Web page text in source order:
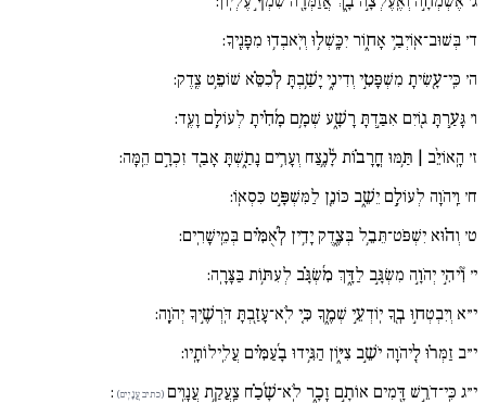
ד׳ בְּשׁוּב־אֽוֹיְבַ֥י אָח֑וֹר יִכָּֽשְׁל֥וּ וְיֹֽאבְד֥וּ מִפָּנֶֽיךָ:
ה׳ כִּֽי־עָ֖שִׂיתָ מִשְׁפָּטִ֣י וְדִינִ֑י יָשַׁ֥בְתָּ לְ֜כִסֵּ֗א שׁוֹפֵ֥ט צֶֽדֶק:
ו׳ גָּעַ֣רְתָּ ג֖וֹיִם אִבַּ֣דְתָּ רָשָׁ֑ע שְׁמָ֥ם מָ֜חִ֗יתָ לְעוֹלָ֥ם וָעֶֽד:
ז׳ הָֽאוֹיֵ֨ב | תַּ֥מּוּ חֳרָב֗וֹת לָ֫נֶ֥צַח וְעָרִ֥ים נָתַ֑שְׁתָּ אָבַ֖ד זִכְרָ֣ם הֵֽמָּה:
ח׳ וַֽיהֹוָה לְעוֹלָ֣ם יֵשֵׁ֑ב כּוֹנֵ֖ן לַמִּשְׁפָּ֣ט כִּסְאֽוֹ:
ט׳ וְה֗וּא יִשְׁפֹּט־תֵּבֵ֥ל בְּצֶ֑דֶק יָדִ֥ין לְ֜אֻמִּ֗ים בְּמֵֽישָׁרִֽים:
י׳ וִ֘יהִ֣י יְהֹוָ֣ה מִשְׂגָּ֣ב לַדָּ֑ךְ מִ֜שְׂגָּ֗ב לְעִתּ֥וֹת בַּצָּרָֽה:
י״א וְיִבְטְח֣וּ בְ֖ךָ יֽוֹדְעֵ֣י שְׁמֶ֑ךָ כִּ֚י לֹֽא־עָזַ֖בְתָּ דֹּֽרְשֶׁ֣יךָ יְהֹוָֽה:
י״ב זַמְּר֗וּ לַ֖יהֹוָה יֹשֵׁ֣ב צִיּ֑וֹן הַגִּ֥ידוּ בָ֜עַמִּ֗ים עֲלִֽילוֹתָֽיו:
י״ג כִּֽי־דֹרֵ֣שׁ דָּ֖מִים אוֹתָ֣ם זָכָ֑ר לֹֽא־שָׁ֜כַ֗ח צַֽעֲקַ֥ת עֲנָוִֽים (כתיב עֲנָיִֽים) :